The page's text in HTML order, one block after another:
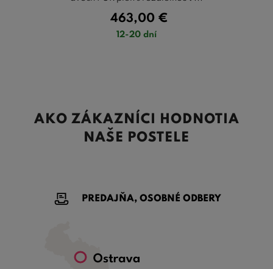
463,00 €
12-20 dní
AKO ZÁKAZNÍCI HODNOTIA
NAŠE POSTELE
PREDAJŇA, OSOBNÉ ODBERY